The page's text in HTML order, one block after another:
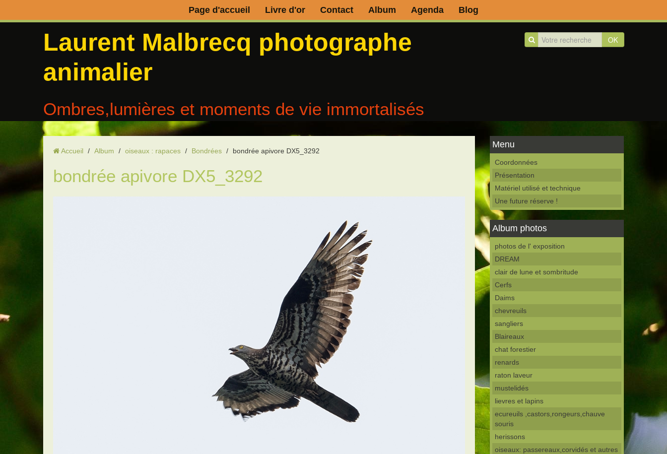
Page d'accueil Livre d'or Contact Album Agenda Blog
OK
Laurent Malbrecq photographe
animalier
Ombres,lumières et moments de vie immortalisés
Accueil / Album / oiseaux : rapaces / Bondrées / bondrée apivore DX5_3292
bondrée apivore DX5_3292
Menu
Coordonnées
Présentation
Matériel utilisé et technique
Une future réserve !
Album photos
photos de l' exposition
DREAM
clair de lune et sombritude
Cerfs
Daims
chevreuils
sangliers
Blaireaux
chat forestier
renards
raton laveur
mustelidés
lievres et lapins
ecureuils ,castors,rongeurs,chauve
souris
herissons
oiseaux: passereaux,corvidés et autres